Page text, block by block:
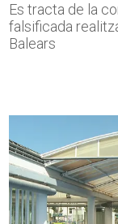
Es tracta de la
falsificada
Balears